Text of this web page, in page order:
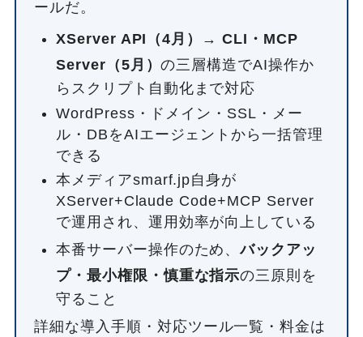
ールだ。
XServer API（4月）→ CLI・MCP
Server（5月）の三層構造でAI操作か
らスクリプト自動化まで対応
WordPress・ドメイン・SSL・メー
ル・DBをAIエージェントから一括管理
できる
本メディアsmarf.jp自身が
XServer+Claude Code+MCP Server
で運用され、運用効率が向上している
本番サーバー操作のため、バックアッ
プ・最小権限・慎重な指示の三原則を
守ること
詳細な導入手順・対応ツール一覧・料金は